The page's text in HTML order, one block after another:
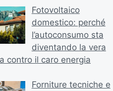
Fotovoltaico
domestico: perché
l’autoconsumo sta
diventando la vera
contro il caro energia
Forniture tecniche e